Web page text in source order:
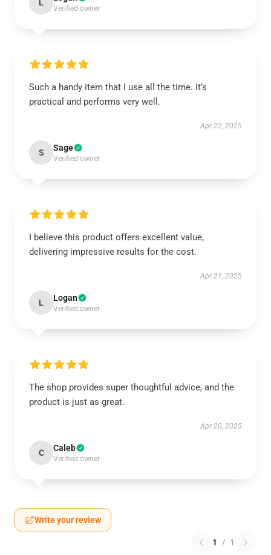
L
Verified owner
Such a handy item that I use all the time. It’s
practical and performs very well.
Apr 22, 2025
S Sage
Verified owner
I believe this product offers excellent value,
delivering impressive results for the cost.
Apr 21, 2025
L Logan
Verified owner
The shop provides super thoughtful advice, and the
product is just as great.
Apr 20, 2025
C Caleb
Verified owner
Write your review
1 / 1